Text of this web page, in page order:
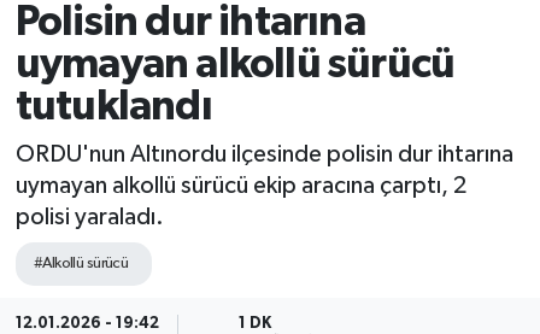
Polisin dur ihtarına
uymayan alkollü sürücü
tutuklandı
ORDU'nun Altınordu ilçesinde polisin dur ihtarına
uymayan alkollü sürücü ekip aracına çarptı, 2
polisi yaraladı.
#Alkollü sürücü
12.01.2026 - 19:42 1 DK
EKONOMİ
GÜNDEM
Süper Lig Puan Durumu ve Fikstür
Son Dakika Haberleri